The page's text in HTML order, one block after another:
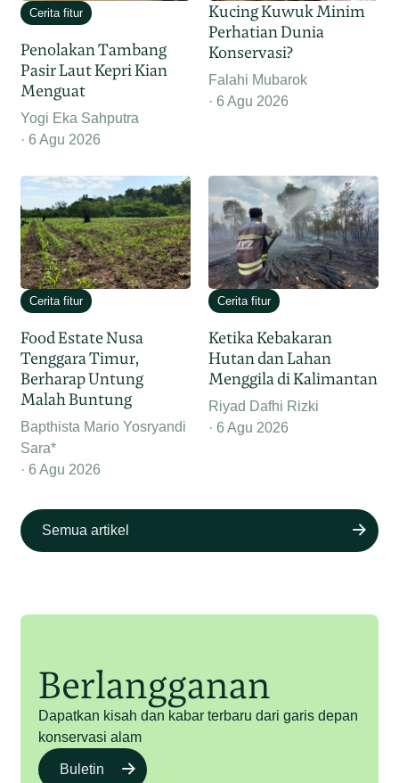
Cerita fitur
Penolakan Tambang
Pasir Laut Kepri Kian
Menguat
Yogi Eka Sahputra
6 Agu 2026
Kucing Kuwuk Minim
Perhatian Dunia
Konservasi?
Falahi Mubarok
6 Agu 2026
Cerita fitur
Food Estate Nusa
Tenggara Timur,
Berharap Untung
Malah Buntung
Bapthista Mario Yosryandi
Sara*
6 Agu 2026
Cerita fitur
Ketika Kebakaran
Hutan dan Lahan
Menggila di Kalimantan
Riyad Dafhi Rizki
6 Agu 2026
Semua artikel
Berlangganan
Dapatkan kisah dan kabar terbaru dari garis depan
konservasi alam
Buletin